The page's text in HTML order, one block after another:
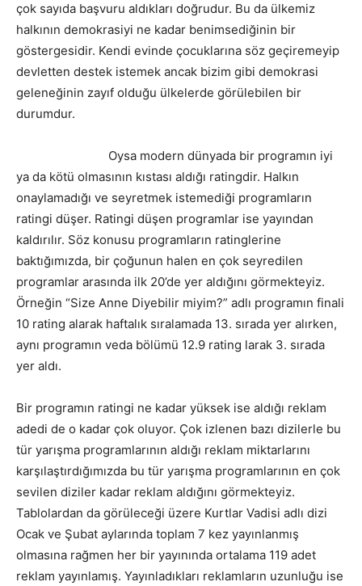
çok sayıda başvuru aldıkları doğrudur. Bu da ülkemiz
halkının demokrasiyi ne kadar benimsediğinin bir
göstergesidir. Kendi evinde çocuklarına söz geçiremeyip
devletten destek istemek ancak bizim gibi demokrasi
geleneğinin zayıf olduğu ülkelerde görülebilen bir
durumdur.
Oysa modern dünyada bir programın iyi
ya da kötü olmasının kıstası aldığı ratingdir. Halkın
onaylamadığı ve seyretmek istemediği programların
ratingi düşer. Ratingi düşen programlar ise yayından
kaldırılır. Söz konusu programların ratinglerine
baktığımızda, bir çoğunun halen en çok seyredilen
programlar arasında ilk 20’de yer aldığını görmekteyiz.
Örneğin “Size Anne Diyebilir miyim?” adlı programın finali
10 rating alarak haftalık sıralamada 13. sırada yer alırken,
aynı programın veda bölümü 12.9 rating larak 3. sırada
yer aldı.
Bir programın ratingi ne kadar yüksek ise aldığı reklam
adedi de o kadar çok oluyor. Çok izlenen bazı dizilerle bu
tür yarışma programlarının aldığı reklam miktarlarını
karşılaştırdığımızda bu tür yarışma programlarının en çok
sevilen diziler kadar reklam aldığını görmekteyiz.
Tablolardan da görüleceği üzere Kurtlar Vadisi adlı dizi
Ocak ve Şubat aylarında toplam 7 kez yayınlanmış
olmasına rağmen her bir yayınında ortalama 119 adet
reklam yayınlamış. Yayınladıkları reklamların uzunluğu ise